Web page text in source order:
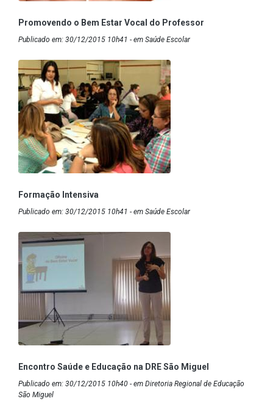
Promovendo o Bem Estar Vocal do Professor
Publicado em: 30/12/2015 10h41 - em Saúde Escolar
Formação Intensiva
Publicado em: 30/12/2015 10h41 - em Saúde Escolar
Encontro Saúde e Educação na DRE São Miguel
Publicado em: 30/12/2015 10h40 - em Diretoria Regional de Educação
São Miguel